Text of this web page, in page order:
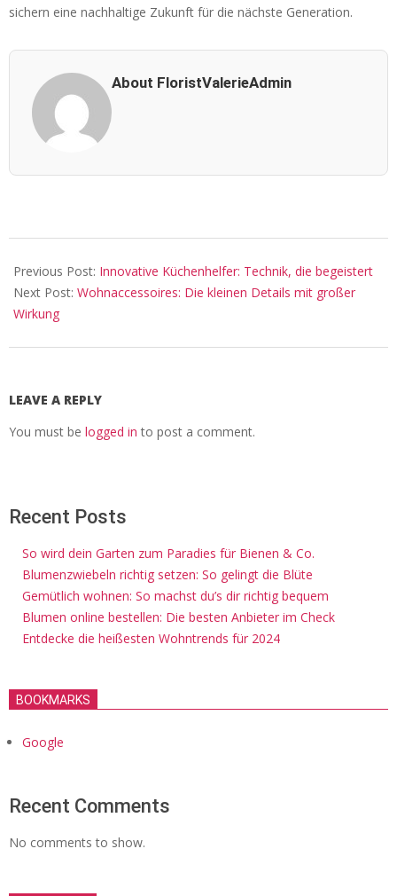
sichern eine nachhaltige Zukunft für die nächste Generation.
About FloristValerieAdmin
01-
31
Previous Post: Innovative Küchenhelfer: Technik, die begeistert
Next Post: Wohnaccessoires: Die kleinen Details mit großer
Wirkung
LEAVE A REPLY
You must be logged in to post a comment.
Recent Posts
So wird dein Garten zum Paradies für Bienen & Co.
Blumenzwiebeln richtig setzen: So gelingt die Blüte
Gemütlich wohnen: So machst du’s dir richtig bequem
Blumen online bestellen: Die besten Anbieter im Check
Entdecke die heißesten Wohntrends für 2024
BOOKMARKS
Google
Recent Comments
No comments to show.